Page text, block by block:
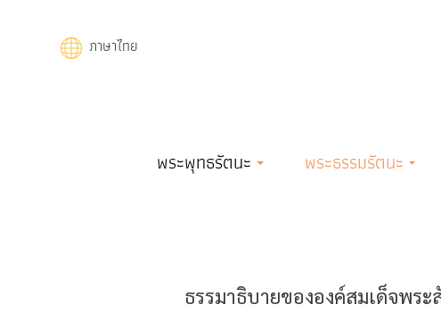
ภาษาไทย
navigationพระพุทธรัตนะ พระธรรมรัตนะ
ธรรมาธิบายขององค์สมเด็จพร